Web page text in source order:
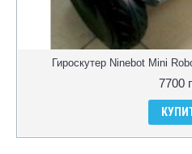
Гироскутер Ninebot Mini
7700